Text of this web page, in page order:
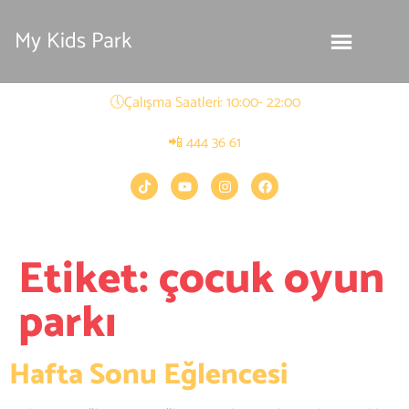
My Kids Park
🕔Çalışma Saatleri: 10:00- 22:00
📲 444 36 61
Etiket:çocuk oyun
parkı
Hafta Sonu Eğlencesi